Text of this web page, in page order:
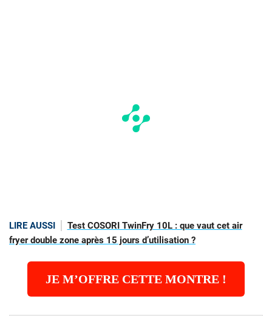
LIRE AUSSI
Test COSORI TwinFry 10L : que vaut cet air
fryer double zone après 15 jours d’utilisation ?
JE M’OFFRE CETTE MONTRE !